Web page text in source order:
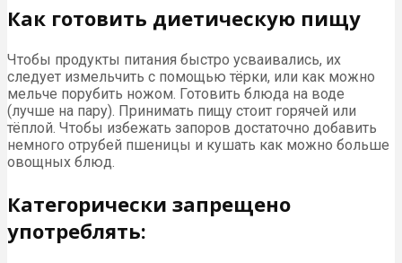
Как готовить диетическую пищу
Чтобы продукты питания быстро усваивались, их
следует измельчить с помощью тёрки, или как можно
мельче порубить ножом. Готовить блюда на воде
(лучше на пару). Принимать пищу стоит горячей или
тёплой. Чтобы избежать запоров достаточно добавить
немного отрубей пшеницы и кушать как можно больше
овощных блюд.
Категорически запрещено
употреблять: